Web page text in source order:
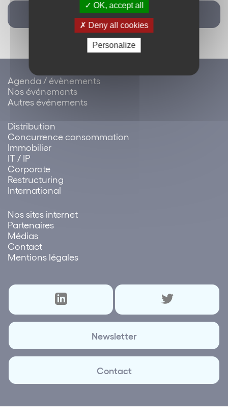
Retour
Agenda / évènements
Nos événements
Autres événements
Distribution
Concurrence consommation
Immobilier
IT / IP
Corporate
Restructuring
International
Nos sites internet
Partenaires
Médias
Contact
Mentions légales
Newsletter
Contact
OK, accept all
Deny all cookies
Personalize